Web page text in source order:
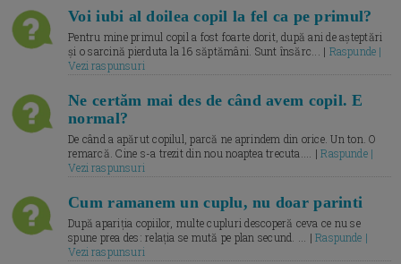
Voi iubi al doilea copil la fel ca pe primul?
Pentru mine primul copil a fost foarte dorit, după ani de așteptări
și o sarcină pierduta la 16 săptămâni. Sunt însărc... | Raspunde |
Vezi raspunsuri
Ne certăm mai des de când avem copil. E
normal?
De când a apărut copilul, parcă ne aprindem din orice. Un ton. O
remarcă. Cine s-a trezit din nou noaptea trecuta.... |Raspunde |
Vezi raspunsuri
Cum ramanem un cuplu, nu doar parinti
După apariția copiilor, multe cupluri descoperă ceva ce nu se
spune prea des: relația se mută pe plan secund. ... |Raspunde |
Vezi raspunsuri